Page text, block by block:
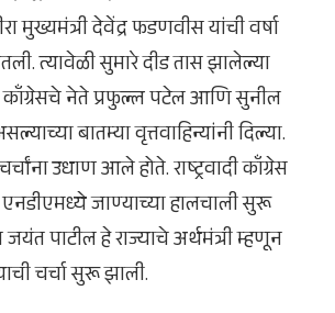
मुख्यमंत्री देवेंद्र फडणवीस यांची वर्षा
त्यावेळी सुमारे दीड तास झालेल्या
काँग्रेसचे नेते प्रफुल्ल पटेल आणि सुनील
बातम्या वृत्तवाहिन्यांनी दिल्या.
उधाण आले होते. राष्ट्रवादी काँग्रेस
एनडीएमध्ये जाण्याच्या हालचाली सुरू
पाटील हे राज्याचे अर्थमंत्री म्हणून
चर्चा सुरू झाली.